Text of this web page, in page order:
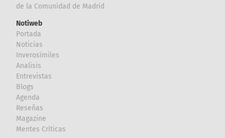
de la Comunidad de Madrid
Notiweb
Portada
Noticias
Inverosímiles
Analisis
Entrevistas
Blogs
Agenda
Reseñas
Magazine
Mentes Críticas